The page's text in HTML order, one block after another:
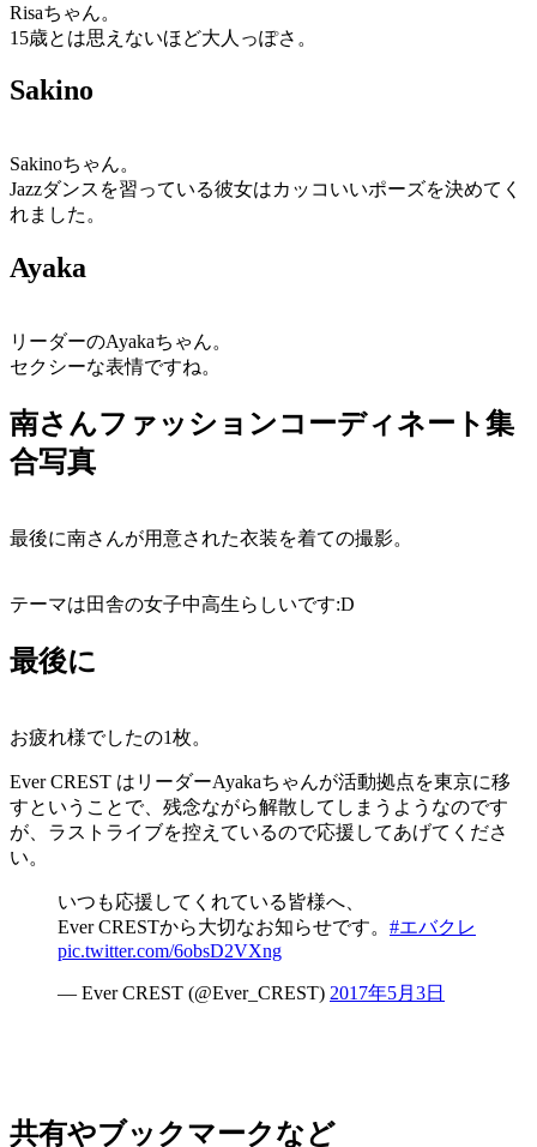
Risaちゃん。
15歳とは思えないほど大人っぽさ。
Sakino
Sakinoちゃん。
Jazzダンスを習っている彼女はカッコいいポーズを決めてく
れました。
Ayaka
リーダーのAyakaちゃん。
セクシーな表情ですね。
南さんファッションコーディネート集
合写真
最後に南さんが用意された衣装を着ての撮影。
テーマは田舎の女子中高生らしいです:D
最後に
お疲れ様でしたの1枚。
Ever CREST はリーダーAyakaちゃんが活動拠点を東京に移
すということで、残念ながら解散してしまうようなのです
が、ラストライブを控えているので応援してあげてくださ
い。
いつも応援してくれている皆様へ、
Ever CRESTから大切なお知らせです。 #エバクレ
pic.twitter.com/6obsD2VXng
— Ever CREST (@Ever_CREST) 2017年5月3日
共有やブックマークなど